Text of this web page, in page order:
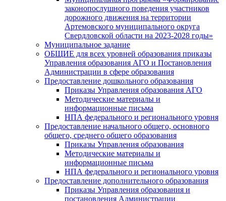
законопослушного поведения участников
дорожного движения на территории
Артемовского муниципального округа
Свердловской области на 2023-2028 годы»
Муниципальное задание
ОБЩИЕ для всех уровней образования приказы
Управления образования АГО и Постановления
Администрации в сфере образования
Предоставление дошкольного образования
Приказы Управления образования АГО
Методические материалы и
информационные письма
НПА федерального и регионального уровня
Предоставление начального общего, основного
общего, среднего общего образования
Приказы Управления образования
Методические материалы и
информационные письма
НПА федерального и регионального уровня
Предоставление дополнительного образования
Приказы Управления образования и
постановления Администрации